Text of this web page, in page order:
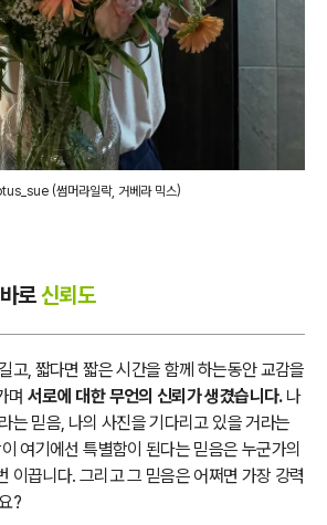
(썸머라일락, 거베라 믹스)
로신뢰도
고, 짧다면 짧은 시간을 함께 하는동안 교감을
며서로에 대한 무언의 신뢰가 생겼습니다.나
는 믿음, 나의 사진을 기다리고 있을 거라는
여기에선 특별함이 된다는 믿음은 누군가의
이끕니다. 그리고 그 믿음은 어쩌면 가장 강력
?